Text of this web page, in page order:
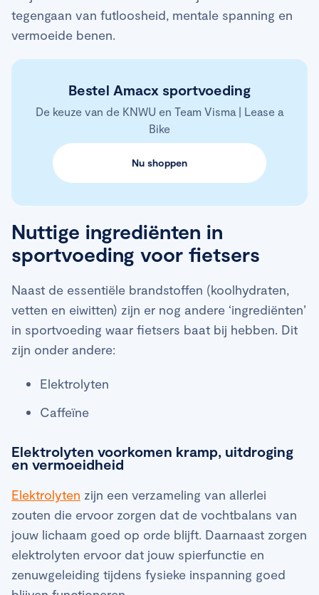
tegengaan van futloosheid, mentale spanning en
vermoeide benen.
Bestel Amacx sportvoeding
De keuze van de KNWU en Team Visma | Lease a
Bike
Nu shoppen
Nuttige ingrediënten in
sportvoeding voor fietsers
Naast de essentiële brandstoffen (koolhydraten,
vetten en eiwitten) zijn er nog andere ‘ingrediënten’
in sportvoeding waar fietsers baat bij hebben. Dit
zijn onder andere:
Elektrolyten
Caffeïne
Elektrolyten voorkomen kramp, uitdroging
en vermoeidheid
Elektrolyten zijn een verzameling van allerlei
zouten die ervoor zorgen dat de vochtbalans van
jouw lichaam goed op orde blijft. Daarnaast zorgen
elektrolyten ervoor dat jouw spierfunctie en
zenuwgeleiding tijdens fysieke inspanning goed